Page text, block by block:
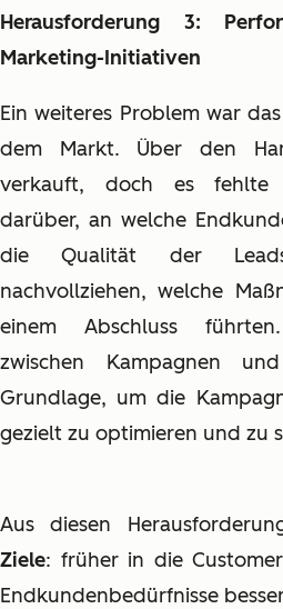
Herausforderung 3:
Marketing-Initiativen
Ein weiteres Problem war
dem Markt. Über den
verkauft, doch es fehlte
darüber, an welche
die Qualität der
nachvollziehen, welche
einem Abschluss
zwischen Kampagnen
Grundlage, um die
gezielt zu optimieren und zu
Aus diesen
Ziele: früher in die
Endkundenbedürfnisse